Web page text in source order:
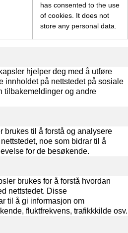
has consented to the use
of cookies. It does not
store any personal data.
hjelper deg med å utføre
innholdet på nettstedet på sosiale
tilbakemeldinger og andre
brukes til å forstå og analysere
noe som bidrar til å
for de besøkende.
brukes for å forstå hvordan
nettstedet. Disse
til å gi informasjon om
fluktfrekvens, trafikkkilde osv.